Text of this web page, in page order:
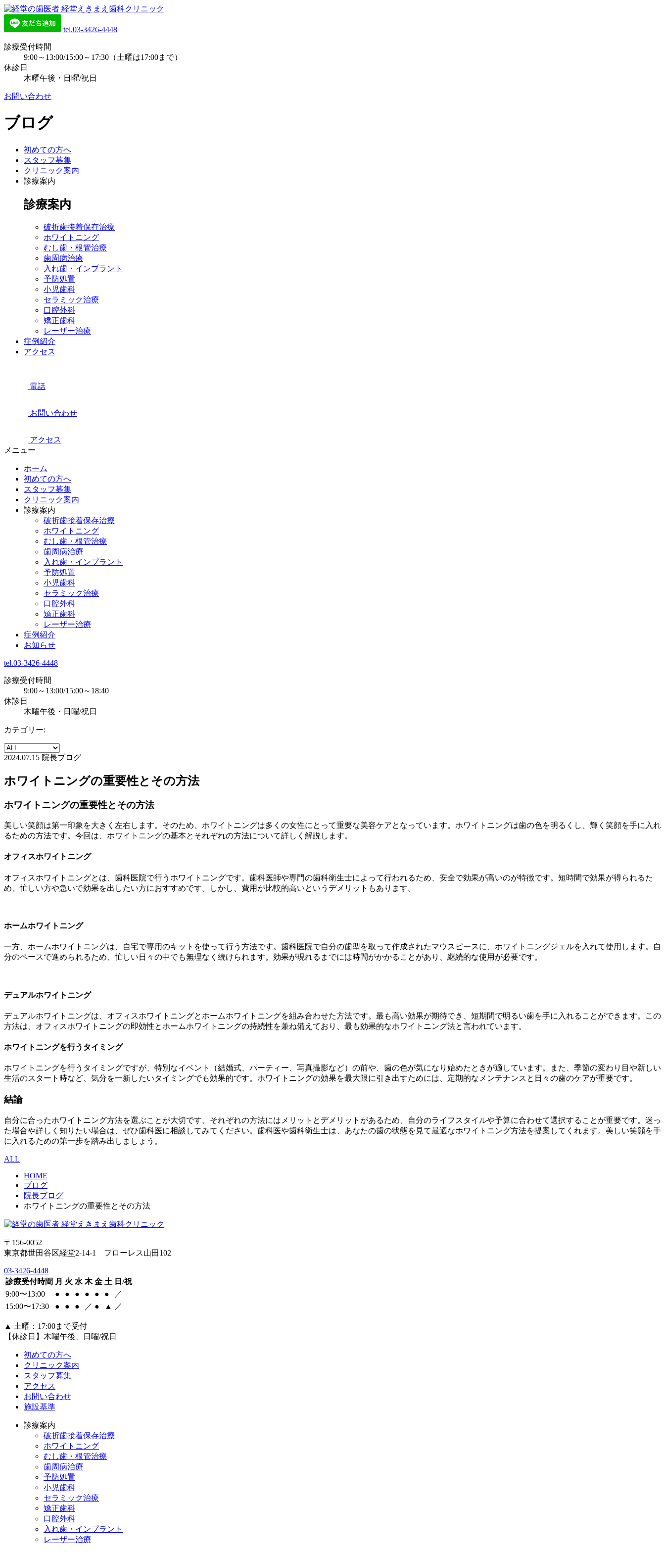
tel.03-3426-4448
診療受付時間
9:00～13:00/15:00～17:30（土曜は17:00まで）
休診日
木曜午後・日曜/祝日
お問い合わせ
ブログ
初めての方へ
スタッフ募集
クリニック案内
診療案内
診療案内
破折歯接着保存治療
ホワイトニング
むし歯・根管治療
歯周病治療
入れ歯・インプラント
予防処置
小児歯科
セラミック治療
口腔外科
矯正歯科
レーザー治療
症例紹介
アクセス
電話
お問い合わせ
アクセス
メニュー
ホーム
初めての方へ
スタッフ募集
クリニック案内
診療案内
破折歯接着保存治療
ホワイトニング
むし歯・根管治療
歯周病治療
入れ歯・インプラント
予防処置
小児歯科
セラミック治療
口腔外科
矯正歯科
レーザー治療
症例紹介
お知らせ
tel.03-3426-4448
診療受付時間
9:00～13:00/15:00～18:40
休診日
木曜午後・日曜/祝日
カテゴリー:
2024.07.15 院長ブログ
ホワイトニングの重要性とその方法
ホワイトニングの重要性とその方法
美しい笑顔は第一印象を大きく左右します。そのため、ホワイトニングは多くの女性にとって重要な美容ケアとなっています。ホワイトニングは歯の色を明るくし、輝く笑顔を手に入れ
るための方法です。今回は、ホワイトニングの基本とそれぞれの方法について詳しく解説します。
オフィスホワイトニング
オフィスホワイトニングとは、歯科医院で行うホワイトニングです。歯科医師や専門の歯科衛生士によって行われるため、安全で効果が高いのが特徴です。短時間で効果が得られるた
め、忙しい方や急いで効果を出したい方におすすめです。しかし、費用が比較的高いというデメリットもあります。
ホームホワイトニング
一方、ホームホワイトニングは、自宅で専用のキットを使って行う方法です。歯科医院で自分の歯型を取って作成されたマウスピースに、ホワイトニングジェルを入れて使用します。自
分のペースで進められるため、忙しい日々の中でも無理なく続けられます。効果が現れるまでには時間がかかることがあり、継続的な使用が必要です。
デュアルホワイトニング
デュアルホワイトニングは、オフィスホワイトニングとホームホワイトニングを組み合わせた方法です。最も高い効果が期待でき、短期間で明るい歯を手に入れることができます。この
方法は、オフィスホワイトニングの即効性とホームホワイトニングの持続性を兼ね備えており、最も効果的なホワイトニング法と言われています。
ホワイトニングを行うタイミング
ホワイトニングを行うタイミングですが、特別なイベント（結婚式、パーティー、写真撮影など）の前や、歯の色が気になり始めたときが適しています。また、季節の変わり目や新しい
生活のスタート時など、気分を一新したいタイミングでも効果的です。ホワイトニングの効果を最大限に引き出すためには、定期的なメンテナンスと日々の歯のケアが重要です。
結論
自分に合ったホワイトニング方法を選ぶことが大切です。それぞれの方法にはメリットとデメリットがあるため、自分のライフスタイルや予算に合わせて選択することが重要です。迷っ
た場合や詳しく知りたい場合は、ぜひ歯科医に相談してみてください。歯科医や歯科衛生士は、あなたの歯の状態を見て最適なホワイトニング方法を提案してくれます。美しい笑顔を手
に入れるための第一歩を踏み出しましょう。
ALL
HOME
ブログ
院長ブログ
ホワイトニングの重要性とその方法
〒156-0052
東京都世田谷区経堂2-14-1 フローレス山田102
03-3426-4448
診療受付時間 月 火 水 木 金 土 日/祝
9:00〜13:00
● ● ● ● ● ●
／
15:00〜17:30
● ● ● ／ ● ▲ ／
▲ 土曜：17:00まで受付
【休診日】木曜午後、日曜/祝日
初めての方へ
クリニック案内
スタッフ募集
アクセス
お問い合わせ
施設基準
診療案内
破折歯接着保存治療
ホワイトニング
むし歯・根管治療
歯周病治療
予防処置
小児歯科
セラミック治療
矯正歯科
口腔外科
入れ歯・インプラント
レーザー治療